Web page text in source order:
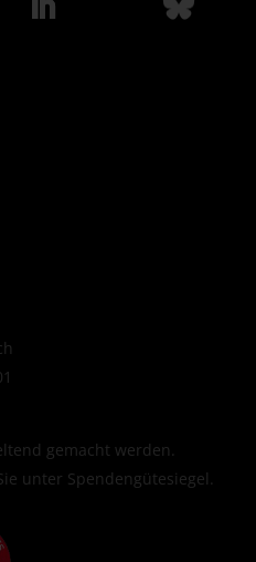
gemacht werden.
unter Spendengütesiegel